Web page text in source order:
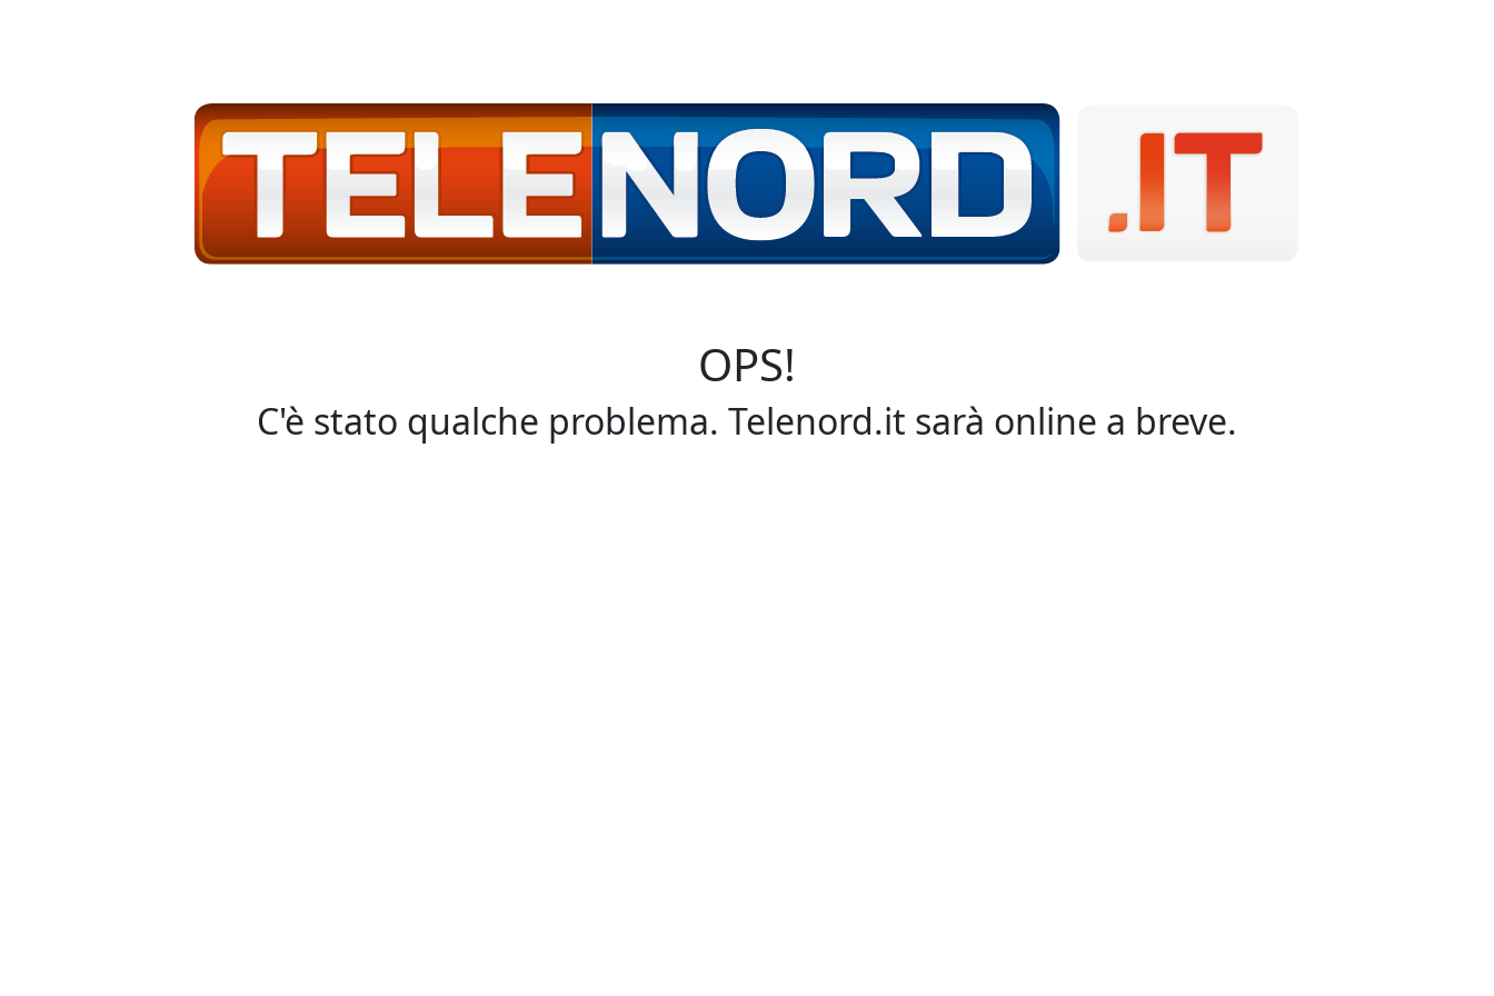
OPS!
C'è stato qualche problema. Telenord.it sarà online a breve.